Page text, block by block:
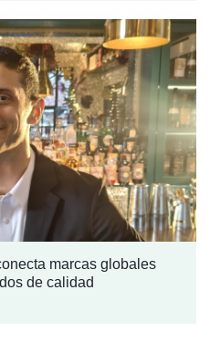
marcas globales
de calidad